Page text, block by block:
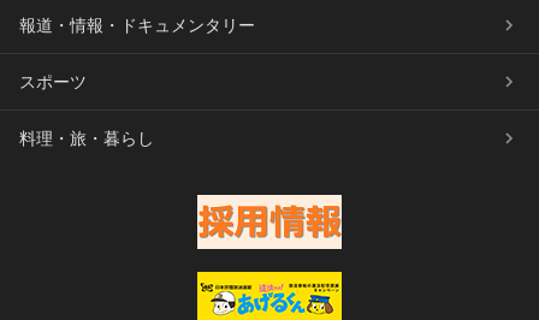
報道・情報・ドキュメンタリー
スポーツ
料理・旅・暮らし